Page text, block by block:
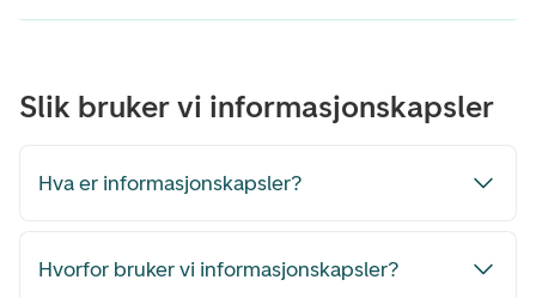
Slik bruker vi informasjonskapsler
Hva er informasjonskapsler?
Hvorfor bruker vi informasjonskapsler?